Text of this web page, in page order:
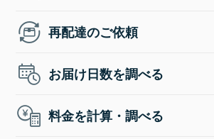
再配達のご依頼
お届け日数を調べる
料金を計算・調べる